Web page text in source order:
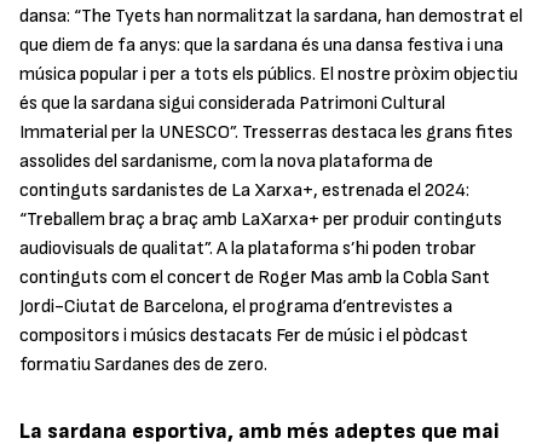
dansa: “The Tyets han normalitzat la sardana, han demostrat el
que diem de fa anys: que la sardana és una dansa festiva i una
música popular i per a tots els públics. El nostre pròxim objectiu
és que la sardana sigui considerada Patrimoni Cultural
Immaterial per la UNESCO”. Tresserras destaca les grans fites
assolides del sardanisme, com la nova plataforma de
continguts sardanistes de La Xarxa+, estrenada el 2024:
“Treballem braç a braç amb LaXarxa+ per produir continguts
audiovisuals de qualitat”. A la plataforma s’hi poden trobar
continguts com el concert de Roger Mas amb la Cobla Sant
Jordi-Ciutat de Barcelona, el programa d’entrevistes a
compositors i músics destacats Fer de músic i el pòdcast
formatiuSardanes des de zero.
La sardana esportiva, amb més adeptes que mai